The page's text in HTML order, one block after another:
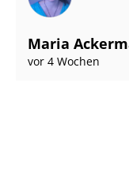
Maria
vor 4 Wochen